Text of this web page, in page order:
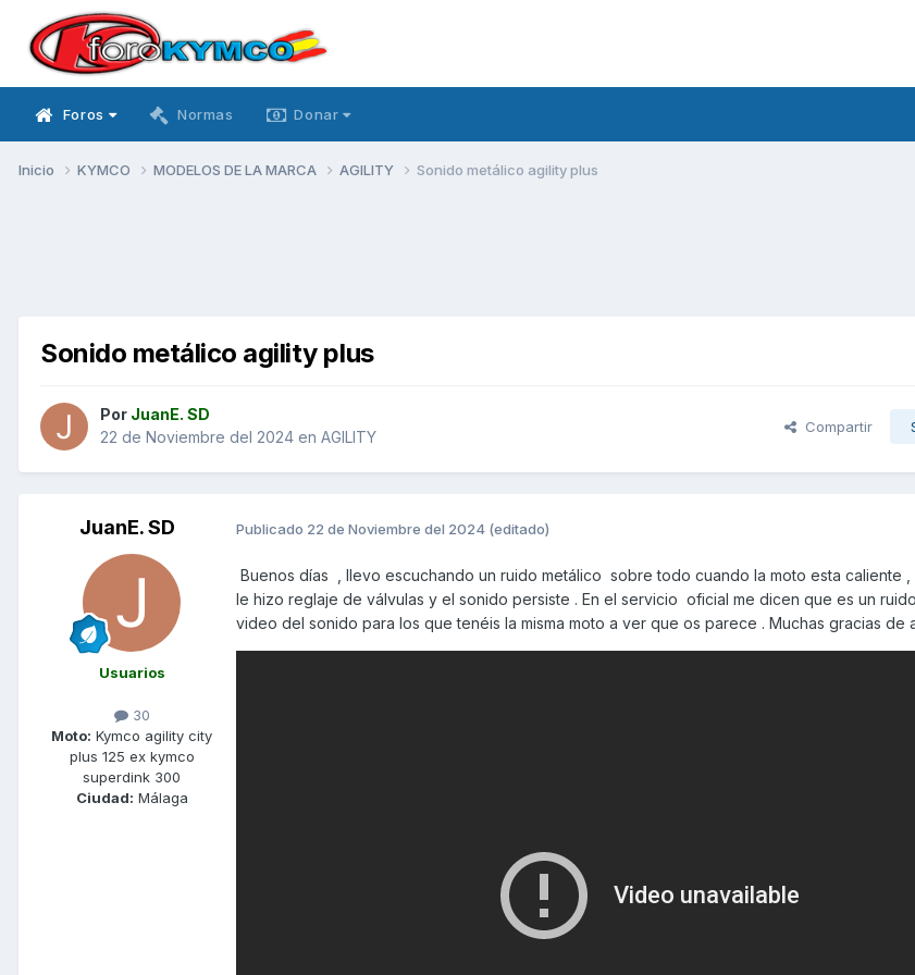
Foros Normas Donar
Inicio KYMCO MODELOS DE LA MARCA AGILITY Sonido metálico agility plus
Sonido metálico agility plus
Por JuanE. SD
22 de Noviembre del 2024 en AGILITY
Compartir
JuanE. SD
Usuarios
30
Moto: Kymco agility city
plus 125 ex kymco
superdink 300
Ciudad: Málaga
Publicado 22 de Noviembre del 2024 (editado)
Buenos días , llevo escuchando un ruido metálico sobre todo cuando la moto esta caliente ,
le hizo reglaje de válvulas y el sonido persiste . En el servicio oficial me dicen que es un
video del sonido para los que tenéis la misma moto a ver que os parece . Muchas gracias de